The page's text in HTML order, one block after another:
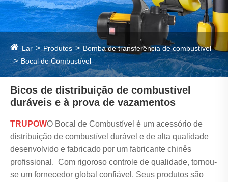
Lar Produtos
Bomba de transferência de combustível
Bocal de Combustível
Bicos de distribuição de combustível
duráveis ​​e à prova de vazamentos
TRUPOWO Bocal de Combustível é um acessório de
distribuição de combustível durável e de alta qualidade
desenvolvido e fabricado por um fabricante chinês
profissional. Com rigoroso controle de qualidade, tornou-
se um fornecedor global confiável. Seus produtos são